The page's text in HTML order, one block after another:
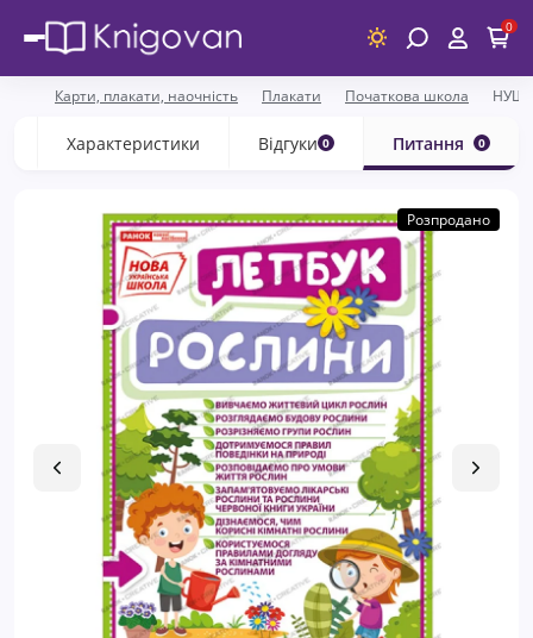
0
Карти, плакати, наочність Плакати Початкова школа НУШ.
Характеристики Відгуки 0 Питання 0
Розпродано